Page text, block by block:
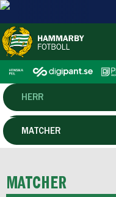
HERR
DAM
P19
MATCHER
MATCHER